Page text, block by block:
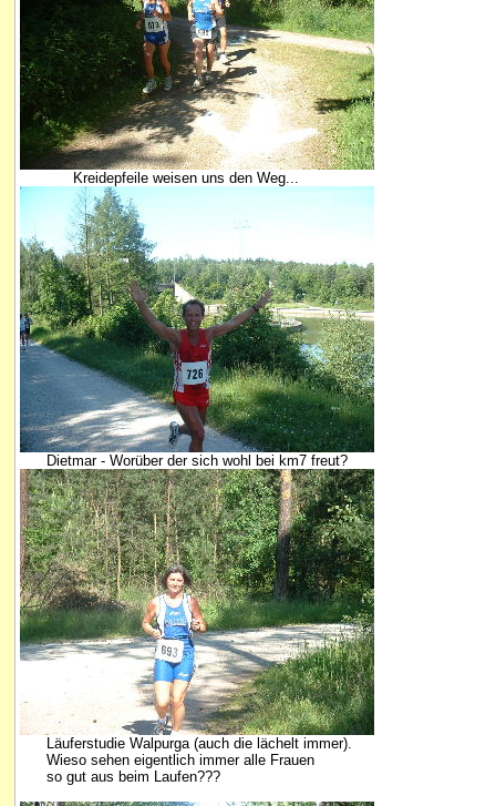
Kreidepfeile weisen uns den Weg...
Dietmar - Worüber der sich wohl bei km7 freut?
Läuferstudie Walpurga (auch die lächelt immer).
Wieso sehen eigentlich immer alle Frauen
so gut aus beim Laufen???